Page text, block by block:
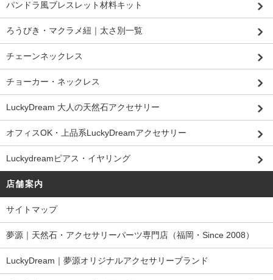
パンドラ風ブレスレット材料キット
ろうびき・マクラメ紐｜太さ別一覧
チェーンネックレス
チョーカー・ネックレス
LuckyDream 大人の天然石アクセサリー
オフィスOK・上品系LuckyDreamアクセサリー
Luckydreamピアス・イヤリング
店舗案内
サイトマップ
夢源｜天然石・アクセサリーパーツ専門店（福岡・Since 2008）
LuckyDream｜夢源オリジナルアクセサリーブランド